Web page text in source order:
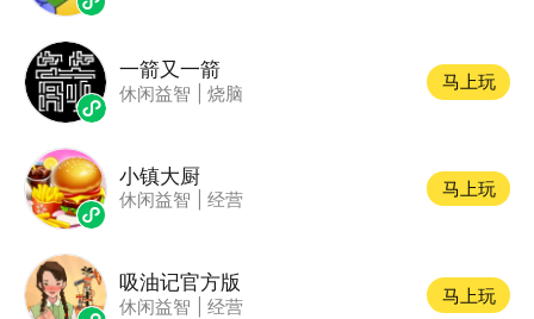
一箭又一箭
休闲益智 烧脑
马上玩
小镇大厨
休闲益智 经营
马上玩
吸油记官方版
休闲益智 经营
马上玩